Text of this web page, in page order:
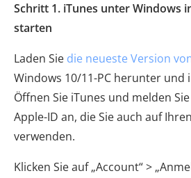
Schritt 1. iTunes unter Windows
starten
Laden Sie die neueste Version
Windows 10/11-PC herunter und
Öffnen Sie iTunes und melden
Apple-ID an, die Sie auch auf
verwenden.
Klicken Sie auf „Account“ >